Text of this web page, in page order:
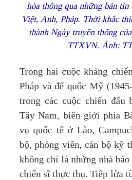
hòa thông qua những bản
Việt, Anh, Pháp. Thời khắc
thành Ngày truyền thống
TTXVN. Ảnh:
Trong hai cuộc kháng
Pháp và đế quốc Mỹ
trong các cuộc chiến đấu
Tây Nam, biên giới phía
vụ quốc tế ở Lào,
bộ, phóng viên, cán bộ kỹ
không chỉ là những nhà
chiến sĩ thực thụ. Tiếp lửa